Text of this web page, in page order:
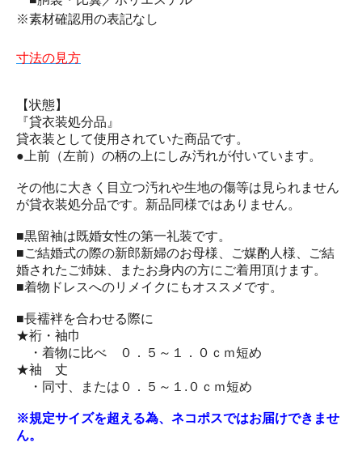
※素材確認用の表記なし
寸法の見方
【状態】
『貸衣装処分品』
貸衣装として使用されていた商品です。
●上前（左前）の柄の上にしみ汚れが付いています。
その他に大きく目立つ汚れや生地の傷等は見られません
が貸衣装処分品です。新品同様ではありません。
■黒留袖は既婚女性の第一礼装です。
■ご結婚式の際の新郎新婦のお母様、ご媒酌人様、ご結
婚されたご姉妹、またお身内の方にご着用頂けます。
■着物ドレスへのリメイクにもオススメです。
■長襦袢を合わせる際に
★裄・袖巾
・着物に比べ ０．５～１．０ｃｍ短め
★袖 丈
・同寸、または０．５～１.０ｃｍ短め
※規定サイズを超える為、ネコポスではお届けできませ
ん。